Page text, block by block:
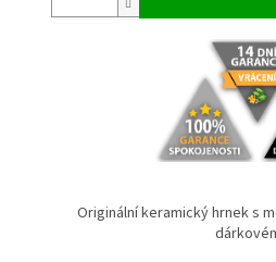
Originální keramický hrnek s